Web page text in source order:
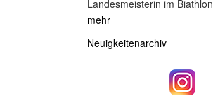
Landesmeisterin im Biathlon
mehr
Neuigkeitenarchiv